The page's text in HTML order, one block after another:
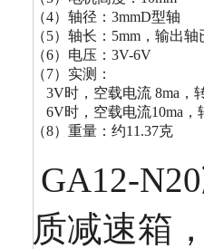
（4）轴径：3mmD型轴
（5）轴长：5mm，输出
（6）电压：3V-6V
（7）实测：
3V时，空载电流 8ma，
6V时，空载电流10ma，
（8）重量：约11.37克
GA12-
质减速箱